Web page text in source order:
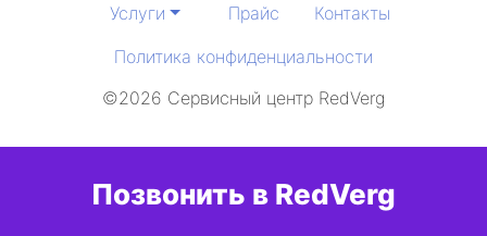
Услуги Прайс
Контакты
Политика конфиденциальности
©2026 Сервисный центр RedVerg
Позвонить в RedVerg